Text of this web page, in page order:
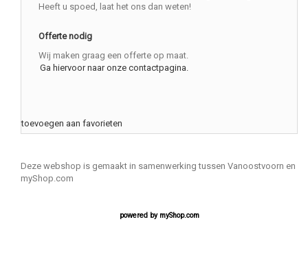
Heeft u spoed, laat het ons dan weten!
Offerte nodig
Wij maken graag een offerte op maat.
Ga hiervoor naar onze contactpagina.
toevoegen aan favorieten
Deze webshop is gemaakt in samenwerking tussen Vanoostvoorn en
myShop.com
powered by myShop.com